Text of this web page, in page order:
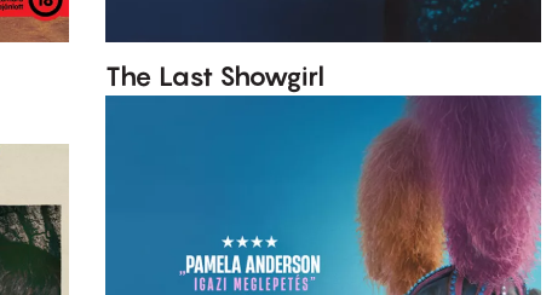
The Last Showgirl